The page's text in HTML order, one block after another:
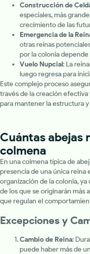
Construcción de
especiales, más
crecimiento de las
Emergencia de la
otras reinas
por la colonia
Vuelo Nupcial: La
luego regresa para
Este complejo proceso
través de la creación
para mantener la estructura
Cuántas abejas
colmena
En una colmena típica de
presencia de una única reina
organización de la colonia,
de los que se originarán más
que regulan el
Excepciones y
Cambio de Reina:
puede haber más de